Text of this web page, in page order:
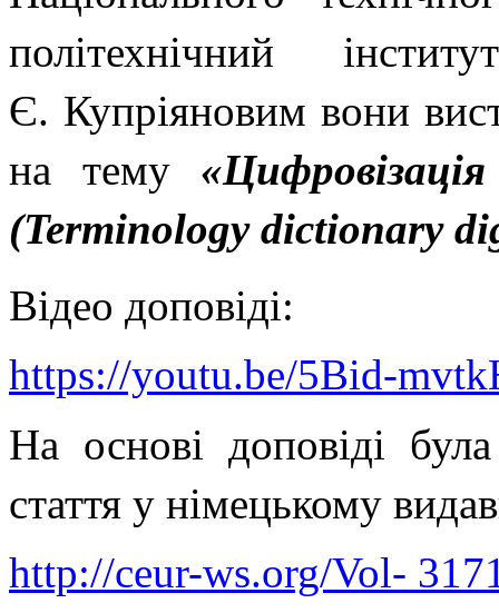
політехнічний
Є. Купріяновим вони
на тему
(Terminology dictionary
Відео доповіді:
https://youtu.be/5Bid-
На основі доповіді
стаття у німецькому
http://ceur-ws.org/Vol-